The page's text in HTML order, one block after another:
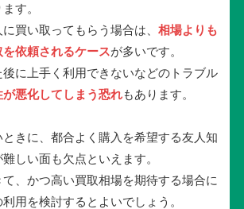
す。
買い取ってもらう場合は、 相場よりも
依頼されるケースが多いです。
後に上手く利用できないなどのトラブル
が悪化してしまう恐れもあります。
きに、都合よく購入を希望する友人知
しい面も欠点といえます。
、かつ高い買取相場を期待する場合に
用を検討するとよいでしょう。